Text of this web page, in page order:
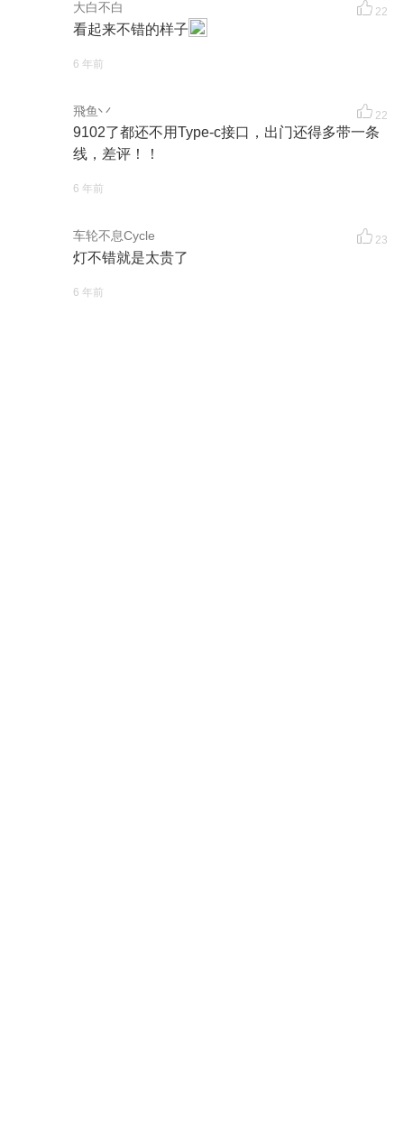
大白不白 22
看起来不错的样子
6 年前
飛鱼丷 22
9102了都还不用Type-c接口，出门还得多带一条
线，差评！！
6 年前
车轮不息Cycle 23
灯不错就是太贵了
6 年前